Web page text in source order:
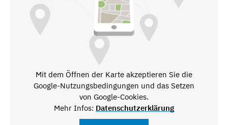
Mit dem Öffnen der Karte akzeptieren Sie die
Google-Nutzungsbedingungen und das Setzen
von Google-Cookies.
Mehr Infos: Datenschutzerklärung